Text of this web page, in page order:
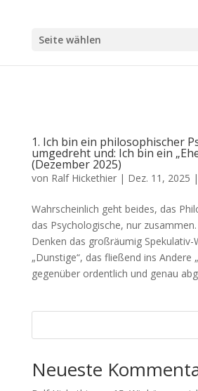
Seite wählen
1. Ich bin ein philosophischer
umgedreht und: Ich bin ein
(Dezember 2025)
von Ralf Hickethier| Dez. 11, 2025 |
Wahrscheinlich geht beides, das
das Psychologische, nur
Denken das großräumig Spekulativ-
„Dunstige“, das fließend ins Andere
gegenüber ordentlich und genau
Neueste